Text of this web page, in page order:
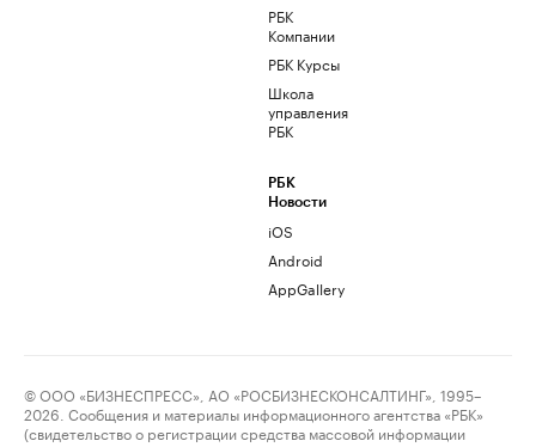
РБК
Компании
РБК Курсы
Школа
управления
РБК
РБК
Новости
iOS
Android
AppGallery
© ООО «БИЗНЕСПРЕСС», АО «РОСБИЗНЕСКОНСАЛТИНГ», 1995–
2026. Сообщения и материалы информационного агентства «РБК»
(свидетельство о регистрации средства массовой информации